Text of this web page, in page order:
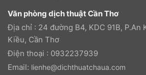
Văn phòng dịch thuật Cần Thơ
Địa chỉ : 24 đường B4, KDC 91B, P.An
Kiều, Cần Thơ
Điện thoại : 0932237939
Email: lienhe@dichthuatchaua.com